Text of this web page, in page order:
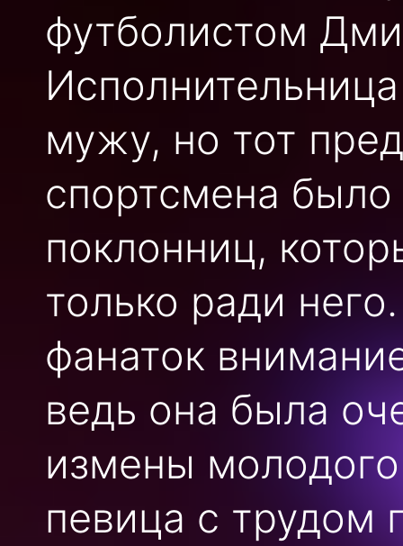
футболистом
мужу, но тот
спортсмена
поклонниц,
только ради
фанаток
ведь она была
измены
певица с трудом